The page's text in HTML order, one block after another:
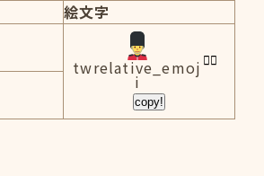
絵文字
twrelative_emoj
i
copy!